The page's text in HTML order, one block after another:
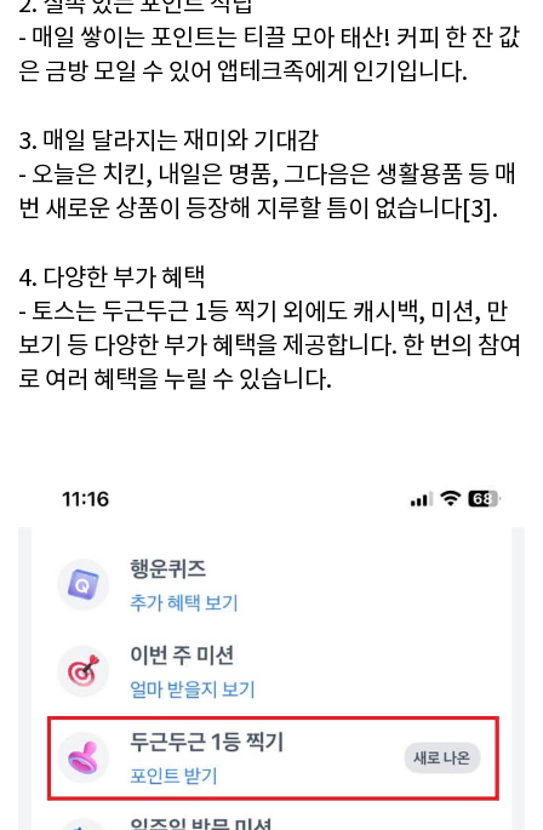
- 매일 쌓이는 포인트는 티끌 모아 태산! 커피 한 잔 값
은 금방 모일 수 있어 앱테크족에게 인기입니다.
3. 매일 달라지는 재미와 기대감
- 오늘은 치킨, 내일은 명품, 그다음은 생활용품 등 매
번 새로운 상품이 등장해 지루할 틈이 없습니다[3].
4. 다양한 부가 혜택
- 토스는 두근두근 1등 찍기 외에도 캐시백, 미션, 만
보기 등 다양한 부가 혜택을 제공합니다. 한 번의 참여
로 여러 혜택을 누릴 수 있습니다.